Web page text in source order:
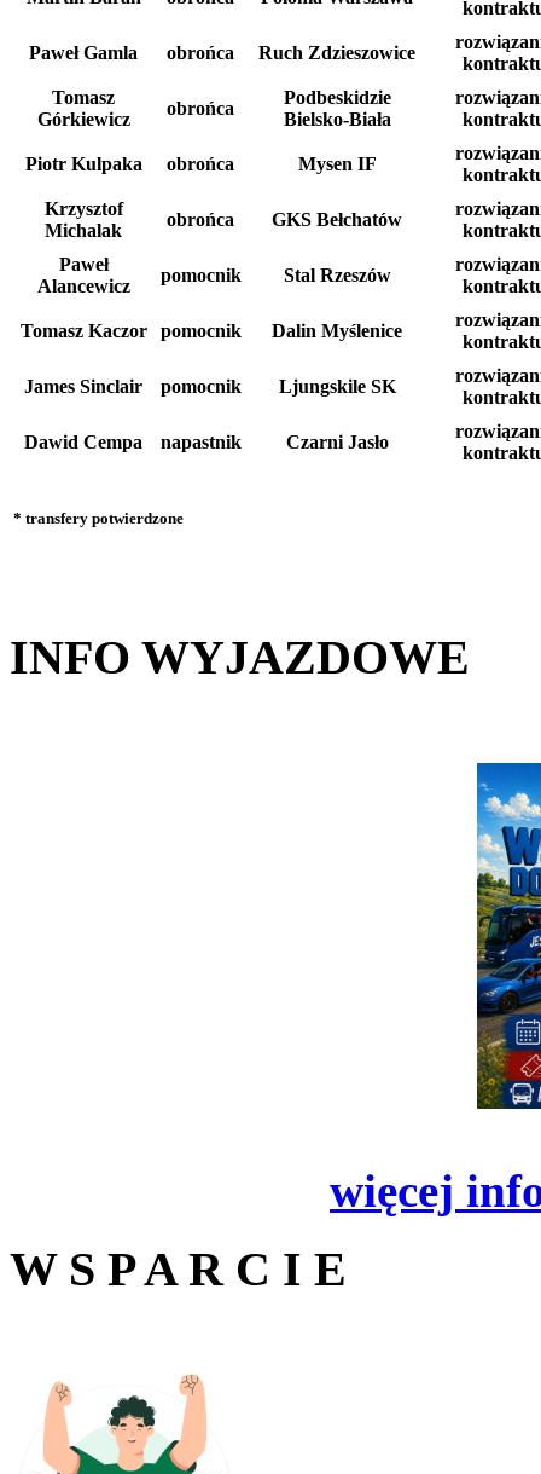
Paweł Gamla obrońca Ruch Zdzieszowice
Tomasz
Górkiewicz
obrońca
Podbeskidzie
Bielsko-Biała
Piotr Kulpaka obrońca Mysen IF
Krzysztof
Michalak
obrońca GKS Bełchatów
Paweł
Alancewicz
pomocnik Stal Rzeszów
Tomasz Kaczor pomocnik Dalin Myślenice
James Sinclair pomocnik Ljungskile SK
Dawid Cempa napastnik Czarni Jasło
* transfery potwierdzone
INFO WYJAZDOWE
więcej
W S P A R C I E